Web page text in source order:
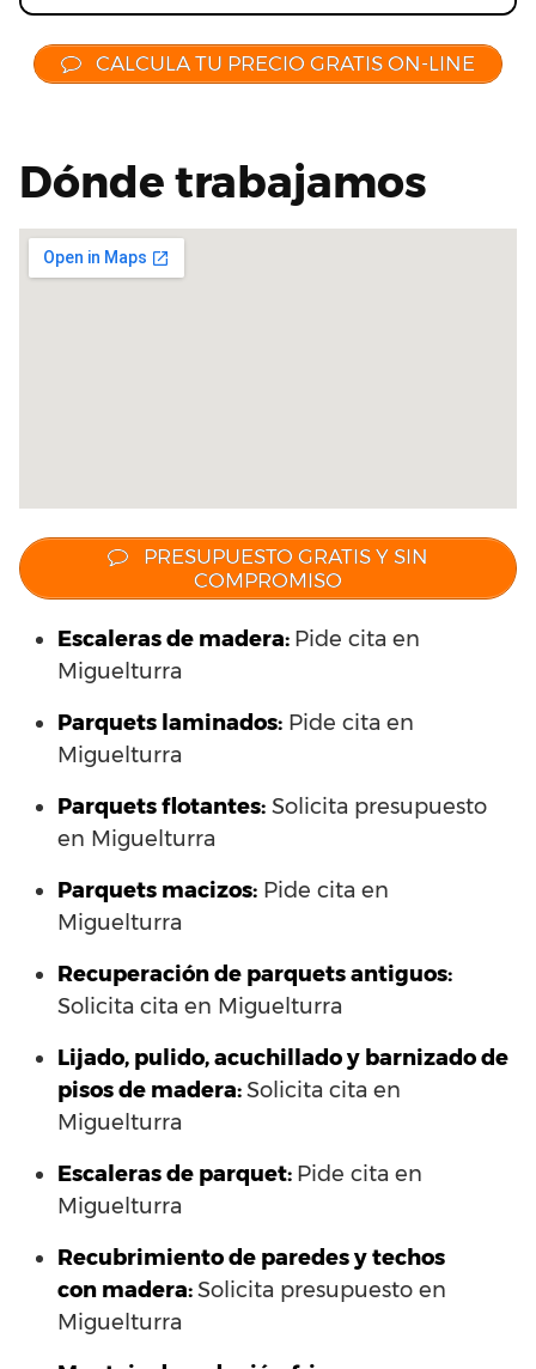
CALCULA TU PRECIO GRATIS ON-LINE
Dónde trabajamos
PRESUPUESTO GRATIS Y SIN
COMPROMISO
Escaleras de madera: Pide cita en
Miguelturra
Parquets laminados: Pide cita en
Miguelturra
Parquets flotantes: Solicita presupuesto
en Miguelturra
Parquets macizos: Pide cita en
Miguelturra
Recuperación de parquets antiguos:
Solicita cita en Miguelturra
Lijado, pulido, acuchillado y barnizado de
pisos de madera:Solicita cita en
Miguelturra
Escaleras de parquet: Pide cita en
Miguelturra
Recubrimiento de paredes y techos
con madera:Solicita presupuesto en
Miguelturra